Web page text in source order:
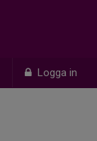
Logga in